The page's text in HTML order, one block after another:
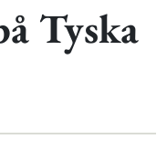
Tyska